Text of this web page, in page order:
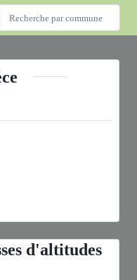
d'altitudes